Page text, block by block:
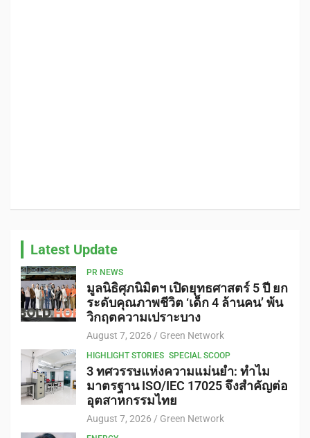
Latest Update
PR NEWS
มูลนิธิศุภนิมิตฯ เปิดยุทธศาสตร์ 5 ปี ยก
ระดับคุณภาพชีวิต ‘เด็ก 4 ล้านคน’ พ้น
วิกฤตความเปราะบาง
August 7, 2026 Green Network
HIGHLIGHT STORIES SPECIAL SCOOP
3 ทศวรรษแห่งความแม่นยำ: ทำไม
มาตรฐาน ISO/IEC 17025 จึงสำคัญต่อ
อุตสาหกรรมไทย
August 7, 2026 Green Network